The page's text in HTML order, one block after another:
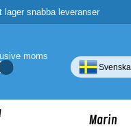
lager snabba leveranser
moms
Svenska
Marin